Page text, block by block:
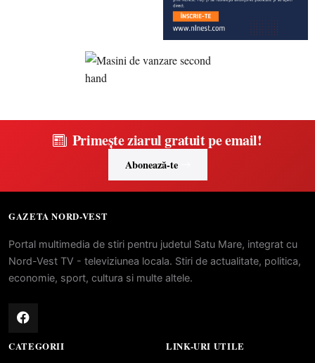
Primește ziarul gratuit pe email!
Abonează-te
GAZETA NORD-VEST
Portal multimedia de stiri pentru judetul Satu Mare, integrat cu
Nord-Vest TV - televiziunea locala. Stiri de actualitate, politica,
economie, sport, cultura si multe altele.
CATEGORII LINK-URI UTILE